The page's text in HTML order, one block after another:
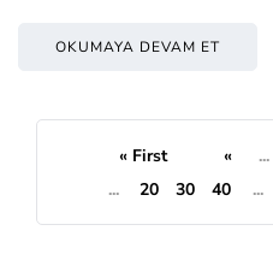
OKUMAYA DEVAM ET
« First « ...
...
20 30 40 ...